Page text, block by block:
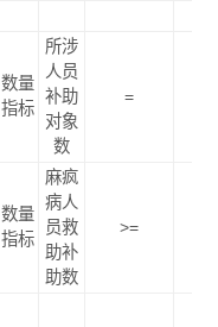
数量
指标
所涉
人员
补助
对象
数
=
数量
指标
麻疯
病人
员救
助补
助数
>=